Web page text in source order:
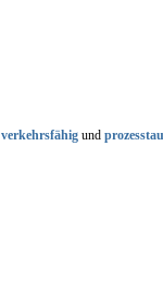
verkehrsfähig und